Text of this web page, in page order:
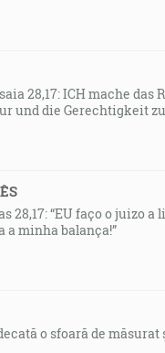
28,17: ICH mache das
und die Gerechtigkeit
28,17: “EU faço o juizo
a minha balança!”
o sfoară de măsurat